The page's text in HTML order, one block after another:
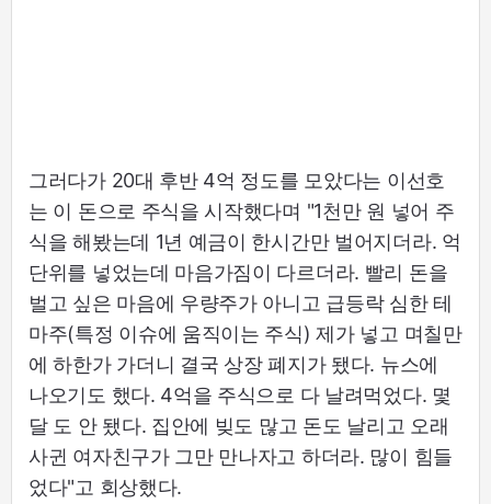
그러다가 20대 후반 4억 정도를 모았다는 이선호
는 이 돈으로 주식을 시작했다며 "1천만 원 넣어 주
식을 해봤는데 1년 예금이 한시간만 벌어지더라. 억
단위를 넣었는데 마음가짐이 다르더라. 빨리 돈을
벌고 싶은 마음에 우량주가 아니고 급등락 심한 테
마주(특정 이슈에 움직이는 주식) 제가 넣고 며칠만
에 하한가 가더니 결국 상장 폐지가 됐다. 뉴스에
나오기도 했다. 4억을 주식으로 다 날려먹었다. 몇
달 도 안 됐다. 집안에 빚도 많고 돈도 날리고 오래
사귄 여자친구가 그만 만나자고 하더라. 많이 힘들
었다"고 회상했다.